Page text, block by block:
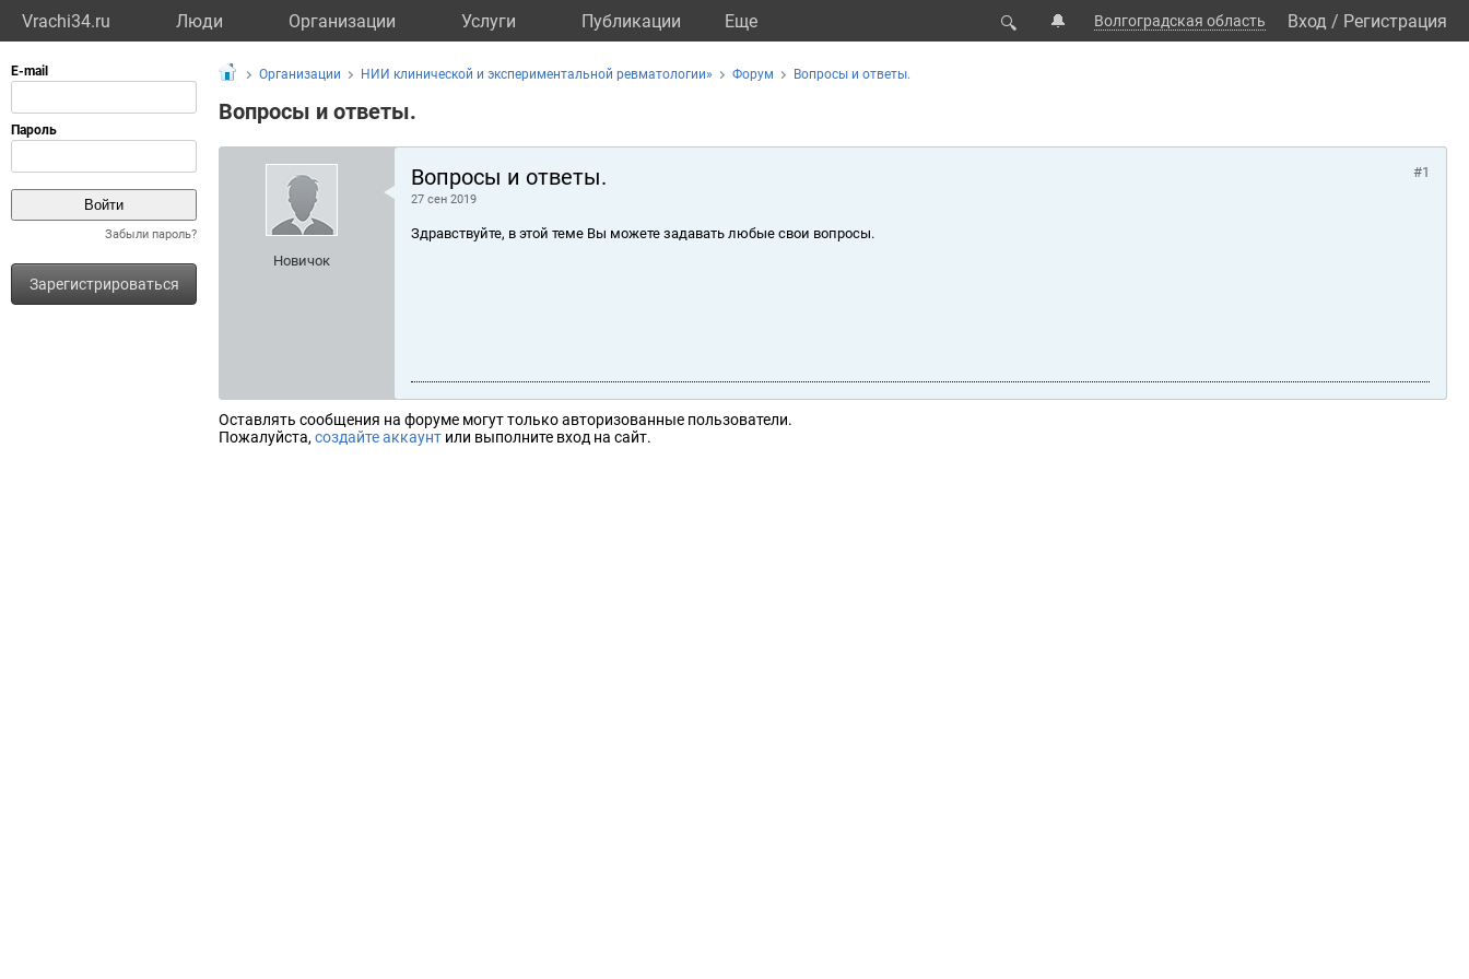
Vrachi34.ru Люди Организации Услуги Публикации Eще 🔍 🔔 Волгоградская область Вход / Регистрация
Забыли пароль?
Зарегистрироваться
Организации НИИ клинической и экспериментальной ревматологии» Форум Вопросы и ответы.
Вопросы и ответы.
Новичок
Вопросы и ответы.
27 сен 2019
#1
Здравствуйте, в этой теме Вы можете задавать любые свои вопросы.
Оставлять сообщения на форуме могут только авторизованные пользователи.
Пожалуйста, создайте аккаунт или выполните вход на сайт.